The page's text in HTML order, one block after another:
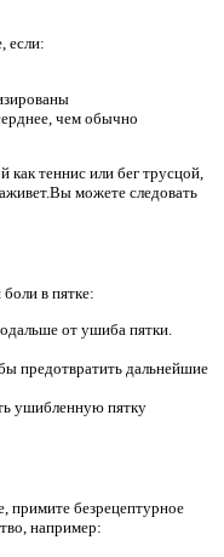
если:
чем обычно
как теннис или бег трусцой,
можете следовать
в пятке:
от ушиба пятки.
предотвратить дальнейшие
ушибленную пятку
примите безрецептурное
например: